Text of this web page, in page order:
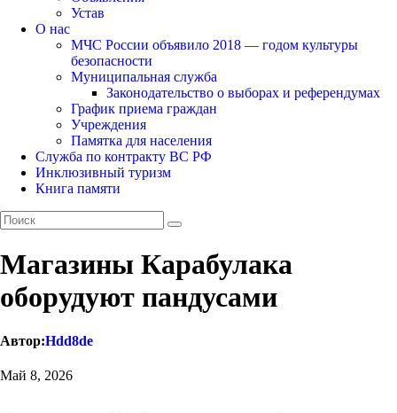
Устав
О нас
МЧС России объявило 2018 — годом культуры
безопасности
Муниципальная служба
Законодательство о выборах и референдумах
График приема граждан
Учреждения
Памятка для населения
Служба по контракту ВС РФ
Инклюзивный туризм
Книга памяти
Магазины Карабулака
оборудуют пандусами
Автор:Hdd8de
Май 8, 2026